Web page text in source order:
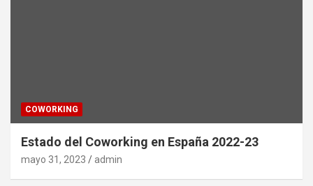
COWORKING
Estado del Coworking en España 2022-23
mayo 31, 2023 admin